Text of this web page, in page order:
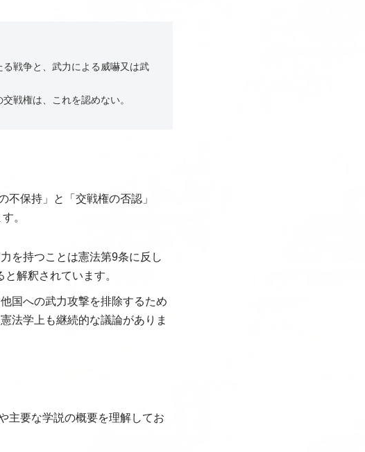
戦争と、武力による威嚇又は武
保持」と「交戦権の否認」
。
を持つことは憲法第9条に反し
解釈されています。
国への武力攻撃を排除するため
法学上も継続的な議論がありま
主要な学説の概要を理解してお